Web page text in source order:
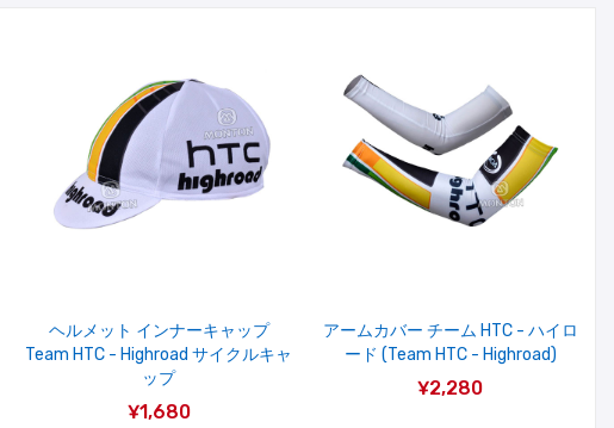
ヘルメット インナーキャップ
Team HTC - Highroad サイクルキャ
ップ
¥1,680
アームカバー チーム HTC - ハイロ
ード (Team HTC - Highroad)
¥2,280